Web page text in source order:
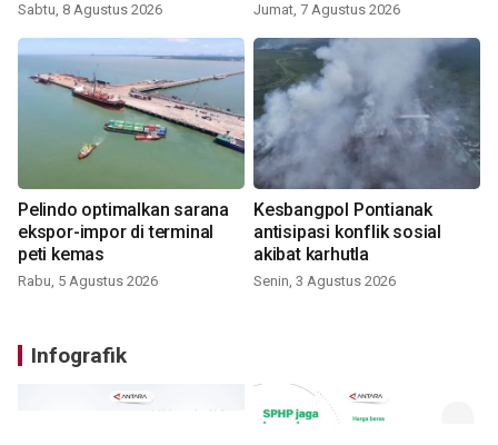
Sabtu, 8 Agustus 2026 Jumat, 7 Agustus 2026
Pelindo optimalkan sarana
ekspor-impor di terminal
peti kemas
Rabu, 5 Agustus 2026
Kesbangpol Pontianak
antisipasi konflik sosial
akibat karhutla
Senin, 3 Agustus 2026
Infografik